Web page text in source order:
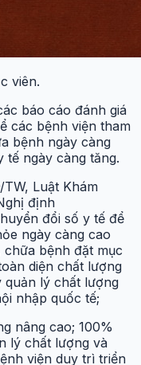
viên.
báo cáo đánh giá
các bệnh viện tham
bệnh ngày càng
tế ngày càng tăng.
Luật Khám
định
đổi số y tế để
ngày càng cao
chữa bệnh đặt mục
diện chất lượng
quản lý chất lượng
nhập quốc tế;
nâng cao; 100%
lý chất lượng và
viện duy trì triển